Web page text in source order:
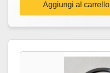
Aggiungi al carrello